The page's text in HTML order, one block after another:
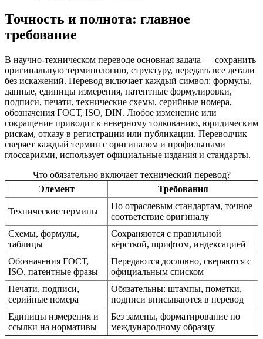
Точность и полнота: главное
требование
В научно-техническом переводе основная задача — сохранить
оригинальную терминологию, структуру, передать все детали
без искажений. Перевод включает каждый символ: формулы,
данные, единицы измерения, патентные формулировки,
подписи, печати, технические схемы, серийные номера,
обозначения ГОСТ, ISO, DIN. Любое изменение или
сокращение приводит к неверному толкованию, юридическим
рискам, отказу в регистрации или публикации. Переводчик
сверяет каждый термин с оригиналом и профильными
глоссариями, использует официальные издания и стандарты.
Что обязательно включает технический перевод?
Элемент
Требования
Технические термины
По отраслевым стандартам, точное
соответствие оригиналу
Схемы, формулы,
таблицы
Сохраняются с правильной
вёрсткой, шрифтом, индексацией
Обозначения ГОСТ,
ISO, патентные фразы
Передаются дословно, сверяются с
официальным списком
Печати, подписи,
серийные номера
Обязательны: штампы, пометки,
подписи вписываются в перевод
Единицы измерения и
ссылки на нормативы
Без замены, форматирование по
международному образцу